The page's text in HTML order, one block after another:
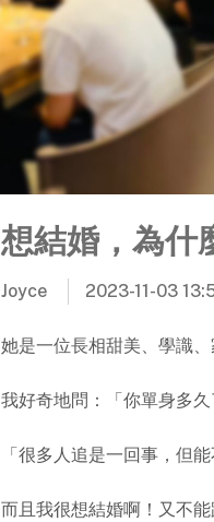
想結婚，為什
Joyce 2023-11-03
她是一位長相甜美、學識、
我好奇地問：「你單身多
「很多人追是一回事，但
而且我很想結婚啊！又不能